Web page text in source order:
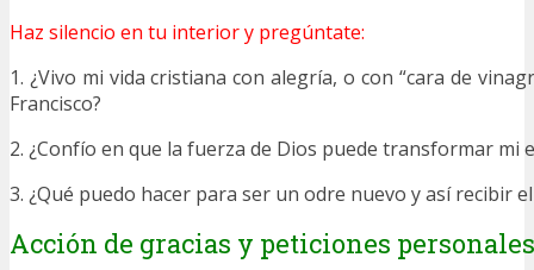
Haz silencio en tu interior y pregúntate:
1. ¿Vivo mi vida cristiana con alegría, o con “cara de
Francisco?
2. ¿Confío en que la fuerza de Dios puede transformar mi
3. ¿Qué puedo hacer para ser un odre nuevo y así recibir
Acción de gracias y peticiones personales